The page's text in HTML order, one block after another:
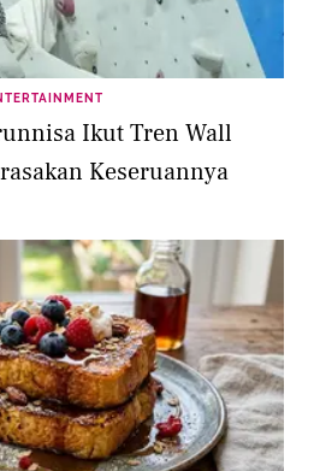
Ikut Tren Wall
Keseruannya